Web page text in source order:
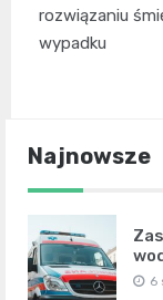
rozwiązaniu
wypadku
Najnowsze
6